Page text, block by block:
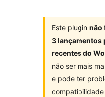
Este plugin não
3 lançamentos
recentes do
não ser mais
e pode ter